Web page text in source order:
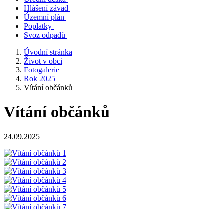
Hlášení závad
Územní plán
Poplatky
Svoz odpadů
Úvodní stránka
Život v obci
Fotogalerie
Rok 2025
Vítání občánků
Vítání občánků
24.09.2025